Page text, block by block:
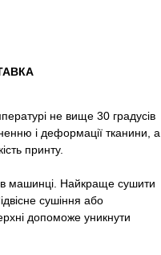
не вище 30 градусів
і деформації тканини, а
принту.
машинці. Найкраще сушити
сушіння або
допоможе уникнути